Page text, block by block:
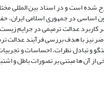
است و در اسناد بین­ المللی
در جمهوری اسلامی ایران،
عدالت ترمیمی در جرایم
با هدف بررسی فرآیند عدالت
و تبادل نظرات، احساسات و
آن ها مبتنی بر تصورات باطل و